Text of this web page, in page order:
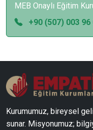
MEB Onaylı Eğitim
+90 (507) 003 96
Kurumumuz, bireysel
sunar. Misyonumuz;